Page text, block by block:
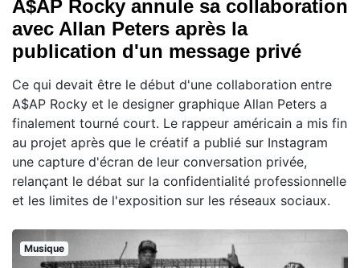
A$AP Rocky annule sa collaboration
avec Allan Peters après la
publication d'un message privé
Ce qui devait être le début d'une collaboration entre
A$AP Rocky et le designer graphique Allan Peters a
finalement tourné court. Le rappeur américain a mis fin
au projet après que le créatif a publié sur Instagram
une capture d'écran de leur conversation privée,
relançant le débat sur la confidentialité professionnelle
et les limites de l'exposition sur les réseaux sociaux.
Musique